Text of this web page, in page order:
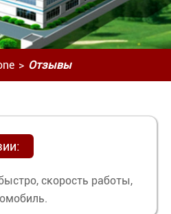
Отзывы
скорость работы,